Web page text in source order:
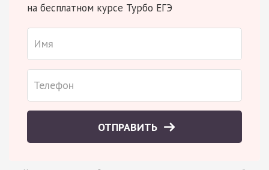
на бесплатном курсе Турбо ЕГЭ
ОТПРАВИТЬ